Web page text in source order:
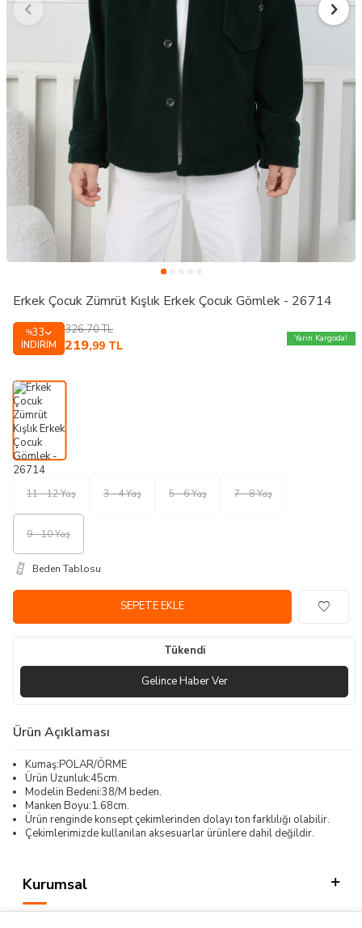
Erkek Çocuk Zümrüt Kışlık Erkek Çocuk Gömlek - 26714
%33
İNDIRIM
326,70TL
219,99 TL
Yarın Kargoda!
11 - 12 Yaş 3 - 4 Yaş 5 - 6 Yaş 7 - 8 Yaş
9 - 10 Yaş
Beden Tablosu
SEPETE EKLE
Tükendi
Gelince Haber Ver
Ürün Açıklaması
Kumaş:POLAR/ÖRME
Ürün Uzunluk:45cm.
Modelin Bedeni:38/M beden.
Manken Boyu:1.68cm.
Ürün renginde konsept çekimlerinden dolayı ton farklılığı olabilir.
Çekimlerimizde kullanılan aksesuarlar ürünlere dahil değildir.
Kurumsal